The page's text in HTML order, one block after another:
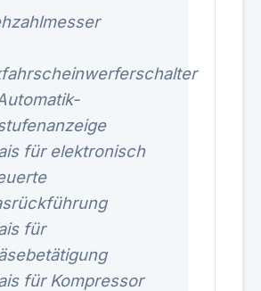
für elektronisch
für
für Kompressor